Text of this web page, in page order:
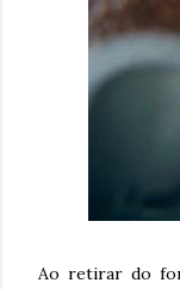
Ao retirar do